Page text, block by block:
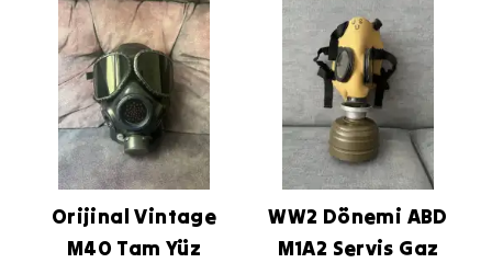
Orijinal Vintage
M40 Tam Yüz
WW2 Dönemi ABD
M1A2 Servis Gaz